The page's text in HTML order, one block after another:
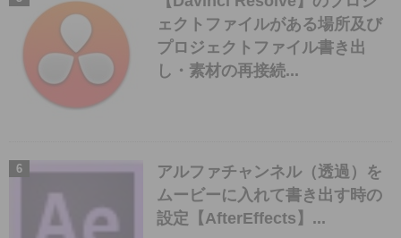
ェクトファイルがある場所及び
プロジェクトファイル書き出
し・素材の再接続...
アルファチャンネル（透過）を
ムービーに入れて書き出す時の
設定【AfterEffects】...